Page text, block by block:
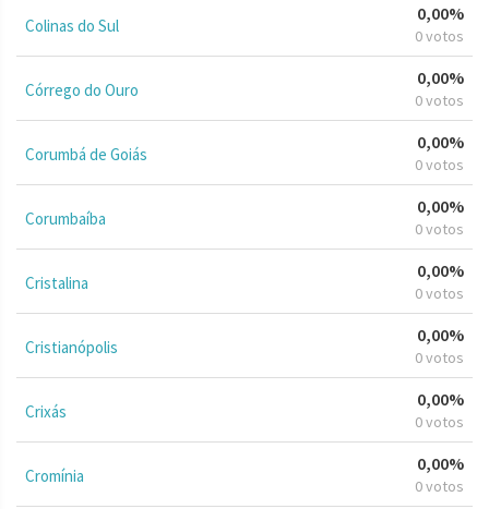
Colinas do Sul
0,00%
0 votos
Córrego do Ouro
0,00%
0 votos
Corumbá de Goiás
0,00%
0 votos
Corumbaíba
0,00%
0 votos
Cristalina
0,00%
0 votos
Cristianópolis
0,00%
0 votos
Crixás
0,00%
0 votos
Cromínia
0,00%
0 votos